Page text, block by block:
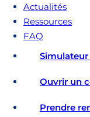
Actualités
Ressources
FAQ
Ouvrir un
Prendre